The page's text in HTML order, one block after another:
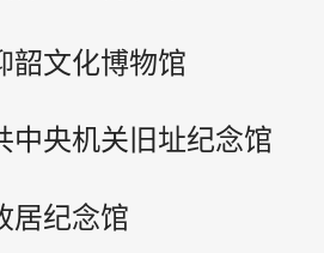
韶文化博物馆
中央机关旧址纪念馆
居纪念馆